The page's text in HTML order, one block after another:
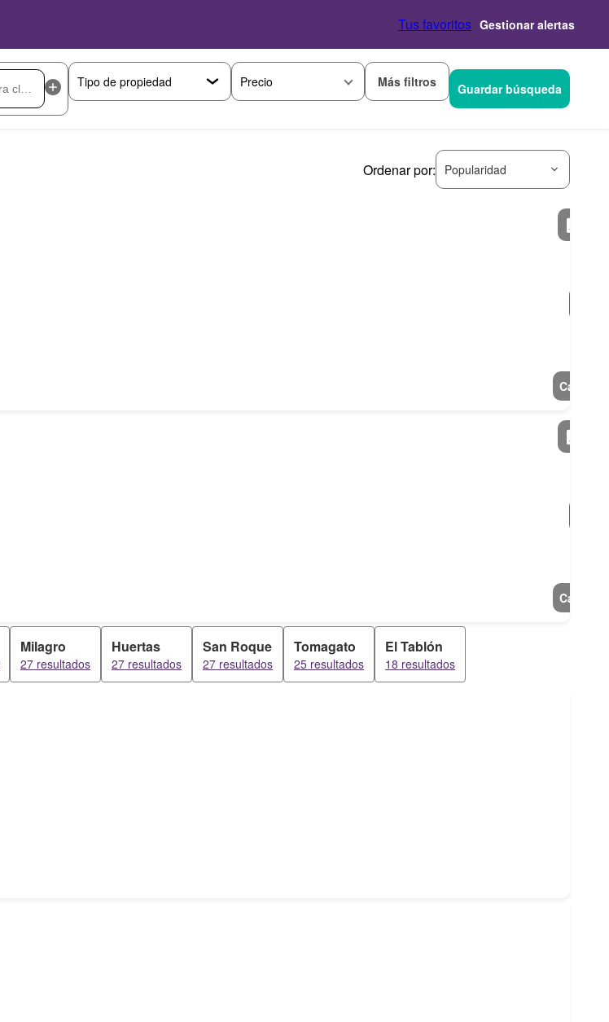
Tus favoritos Gestionar alertas
Precio Más filtros Guardar búsqueda
Ordenar por: Popularidad
Casa
Casa
Milagro
27 resultados
Huertas
27 resultados
San Roque
27 resultados
Tomagato
25 resultados
El Tablón
18 resultados